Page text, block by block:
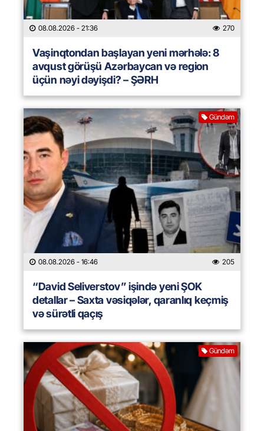
08.08.2026 - 21:36 270
Vaşinqtondan başlayan yeni mərhələ: 8
avqust görüşü Azərbaycan və region
üçün nəyi dəyişdi? – ŞƏRH
Gündəm
08.08.2026 - 16:46 205
“David Seliverstov” işində yeni ŞOK
detallar – Saxta vəsiqələr, qaranlıq keçmiş
və sürətli qaçış
Gündəm